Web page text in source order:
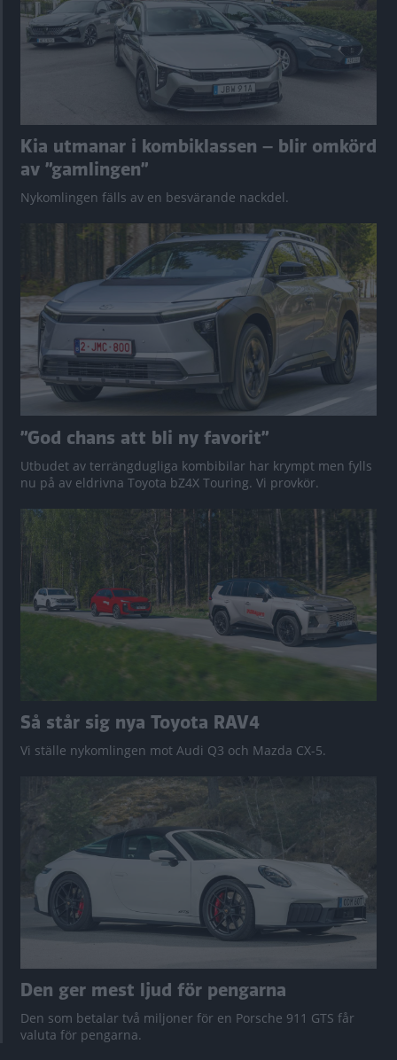
Kia utmanar i kombiklassen – blir omkörd
av ”gamlingen”
Nykomlingen fälls av en besvärande nackdel.
”God chans att bli ny favorit”
Utbudet av terrängdugliga kombibilar har krympt men fylls
nu på av eldrivna Toyota bZ4X Touring. Vi provkör.
Så står sig nya Toyota RAV4
Vi ställe nykomlingen mot Audi Q3 och Mazda CX-5.
Den ger mest ljud för pengarna
Den som betalar två miljoner för en Porsche 911 GTS får
valuta för pengarna.